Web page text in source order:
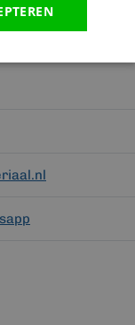
van onze